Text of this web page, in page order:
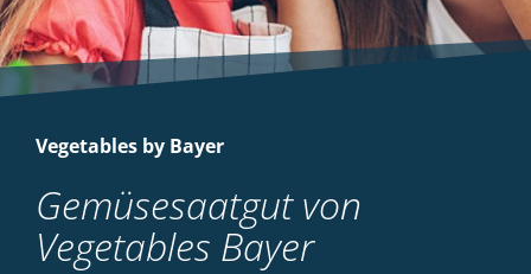
Vegetables by Bayer
Gemüsesaatgut von
Vegetables Bayer